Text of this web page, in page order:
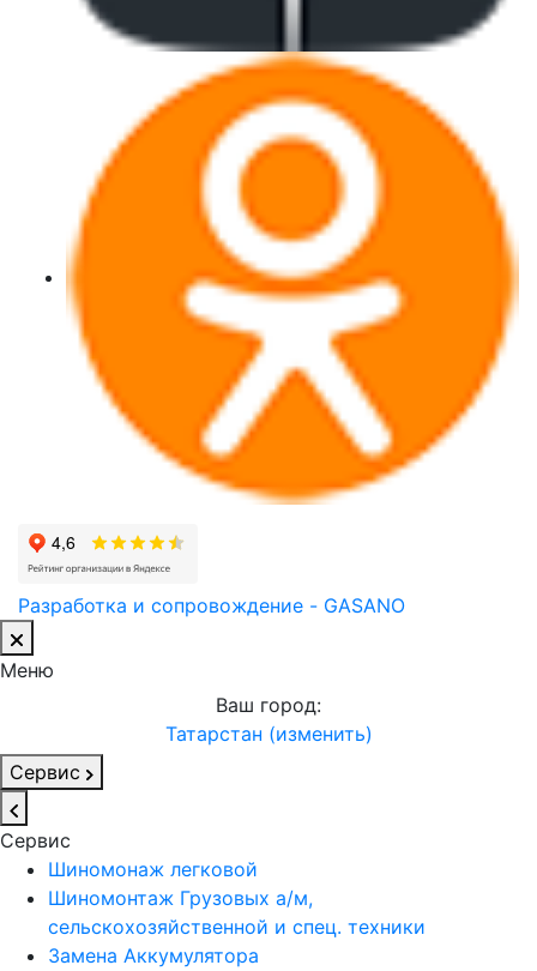
Разработка и сопровождение - GASANO
Меню
Ваш город:
Татарстан (изменить)
Сервис
Сервис
Шиномонаж легковой
Шиномонтаж Грузовых а/м,
сельскохозяйственной и спец. техники
Замена Аккумулятора